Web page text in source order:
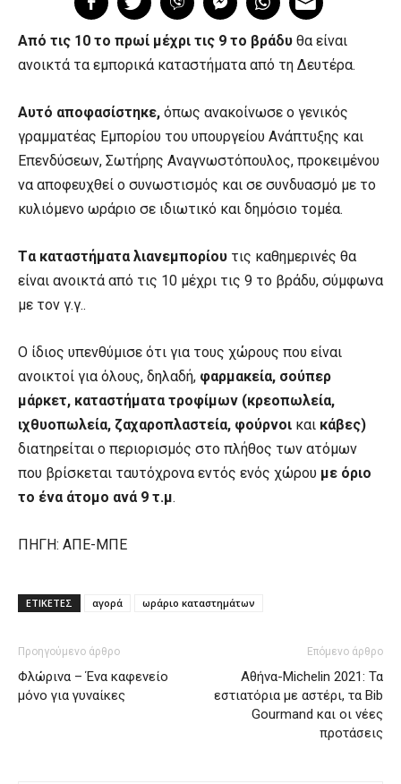
Από τις 10 το πρωί μέχρι τις 9 το βράδυ θα είναι
ανοικτά τα εμπορικά καταστήματα από τη Δευτέρα.
Αυτό αποφασίστηκε, όπως ανακοίνωσε ο γενικός
γραμματέας Εμπορίου του υπουργείου Ανάπτυξης και
Επενδύσεων, Σωτήρης Αναγνωστόπουλος, προκειμένου
να αποφευχθεί ο συνωστισμός και σε συνδυασμό με το
κυλιόμενο ωράριο σε ιδιωτικό και δημόσιο τομέα.
Tα καταστήματα λιανεμπορίου τις καθημερινές θα
είναι ανοικτά από τις 10 μέχρι τις 9 το βράδυ, σύμφωνα
με τον γ.γ..
Ο ίδιος υπενθύμισε ότι για τους χώρους που είναι
ανοικτοί για όλους, δηλαδή, φαρμακεία, σούπερ
μάρκετ, καταστήματα τροφίμων (κρεοπωλεία,
ιχθυοπωλεία, ζαχαροπλαστεία, φούρνοι και κάβες)
διατηρείται ο περιορισμός στο πλήθος των ατόμων
που βρίσκεται ταυτόχρονα εντός ενός χώρου με όριο
το ένα άτομο ανά 9 τ.μ.
ΠΗΓΗ: ΑΠΕ-ΜΠΕ
ΕΤΙΚΕΤΕΣ αγορά ωράριο καταστημάτων
Προηγούμενο άρθρο
Φλώρινα – Ένα καφενείο
μόνο για γυναίκες
Επόμενο άρθρο
Αθήνα-Michelin 2021: Τα
εστιατόρια με αστέρι, τα Bib
Gourmand και οι νέες
προτάσεις